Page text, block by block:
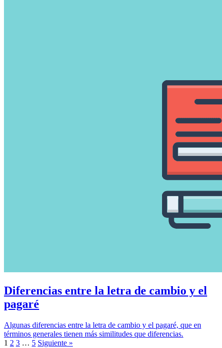
Diferencias entre la letra de cambio y el
pagaré
Algunas diferencias entre la letra de cambio y el pagaré, que en
términos generales tienen más similitudes que diferencias.
1 2 3 … 5 Siguiente »